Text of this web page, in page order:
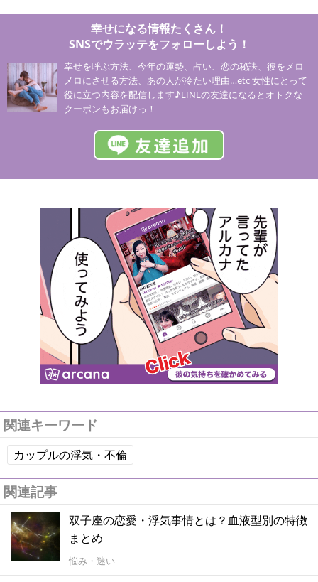
幸せになる情報たくさん！
SNSでウラッテをフォローしよう！
幸せを呼ぶ方法、今年の運勢、占い、恋の秘訣、彼をメロ
メロにさせる方法、あの人が冷たい理由…etc 女性にとって
役に立つ内容を配信します♪LINEの友達になるとオトクな
クーポンもお届けっ！
関連キーワード
カップルの浮気・不倫
関連記事
双子座の恋愛・浮気事情とは？血液型別の特徴
まとめ
悩み・迷い